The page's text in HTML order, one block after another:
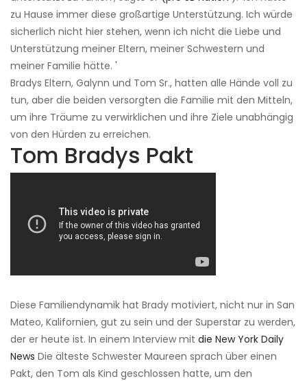
zu Hause immer diese großartige Unterstützung. Ich würde
sicherlich nicht hier stehen, wenn ich nicht die Liebe und
Unterstützung meiner Eltern, meiner Schwestern und
meiner Familie hätte. '
Bradys Eltern, Galynn und Tom Sr., hatten alle Hände voll zu
tun, aber die beiden versorgten die Familie mit den Mitteln,
um ihre Träume zu verwirklichen und ihre Ziele unabhängig
von den Hürden zu erreichen.
Tom Bradys Pakt
Diese Familiendynamik hat Brady motiviert, nicht nur in San
Mateo, Kalifornien, gut zu sein und der Superstar zu werden,
der er heute ist. In einem Interview mit die New York Daily
News Die älteste Schwester Maureen sprach über einen
Pakt, den Tom als Kind geschlossen hatte, um den